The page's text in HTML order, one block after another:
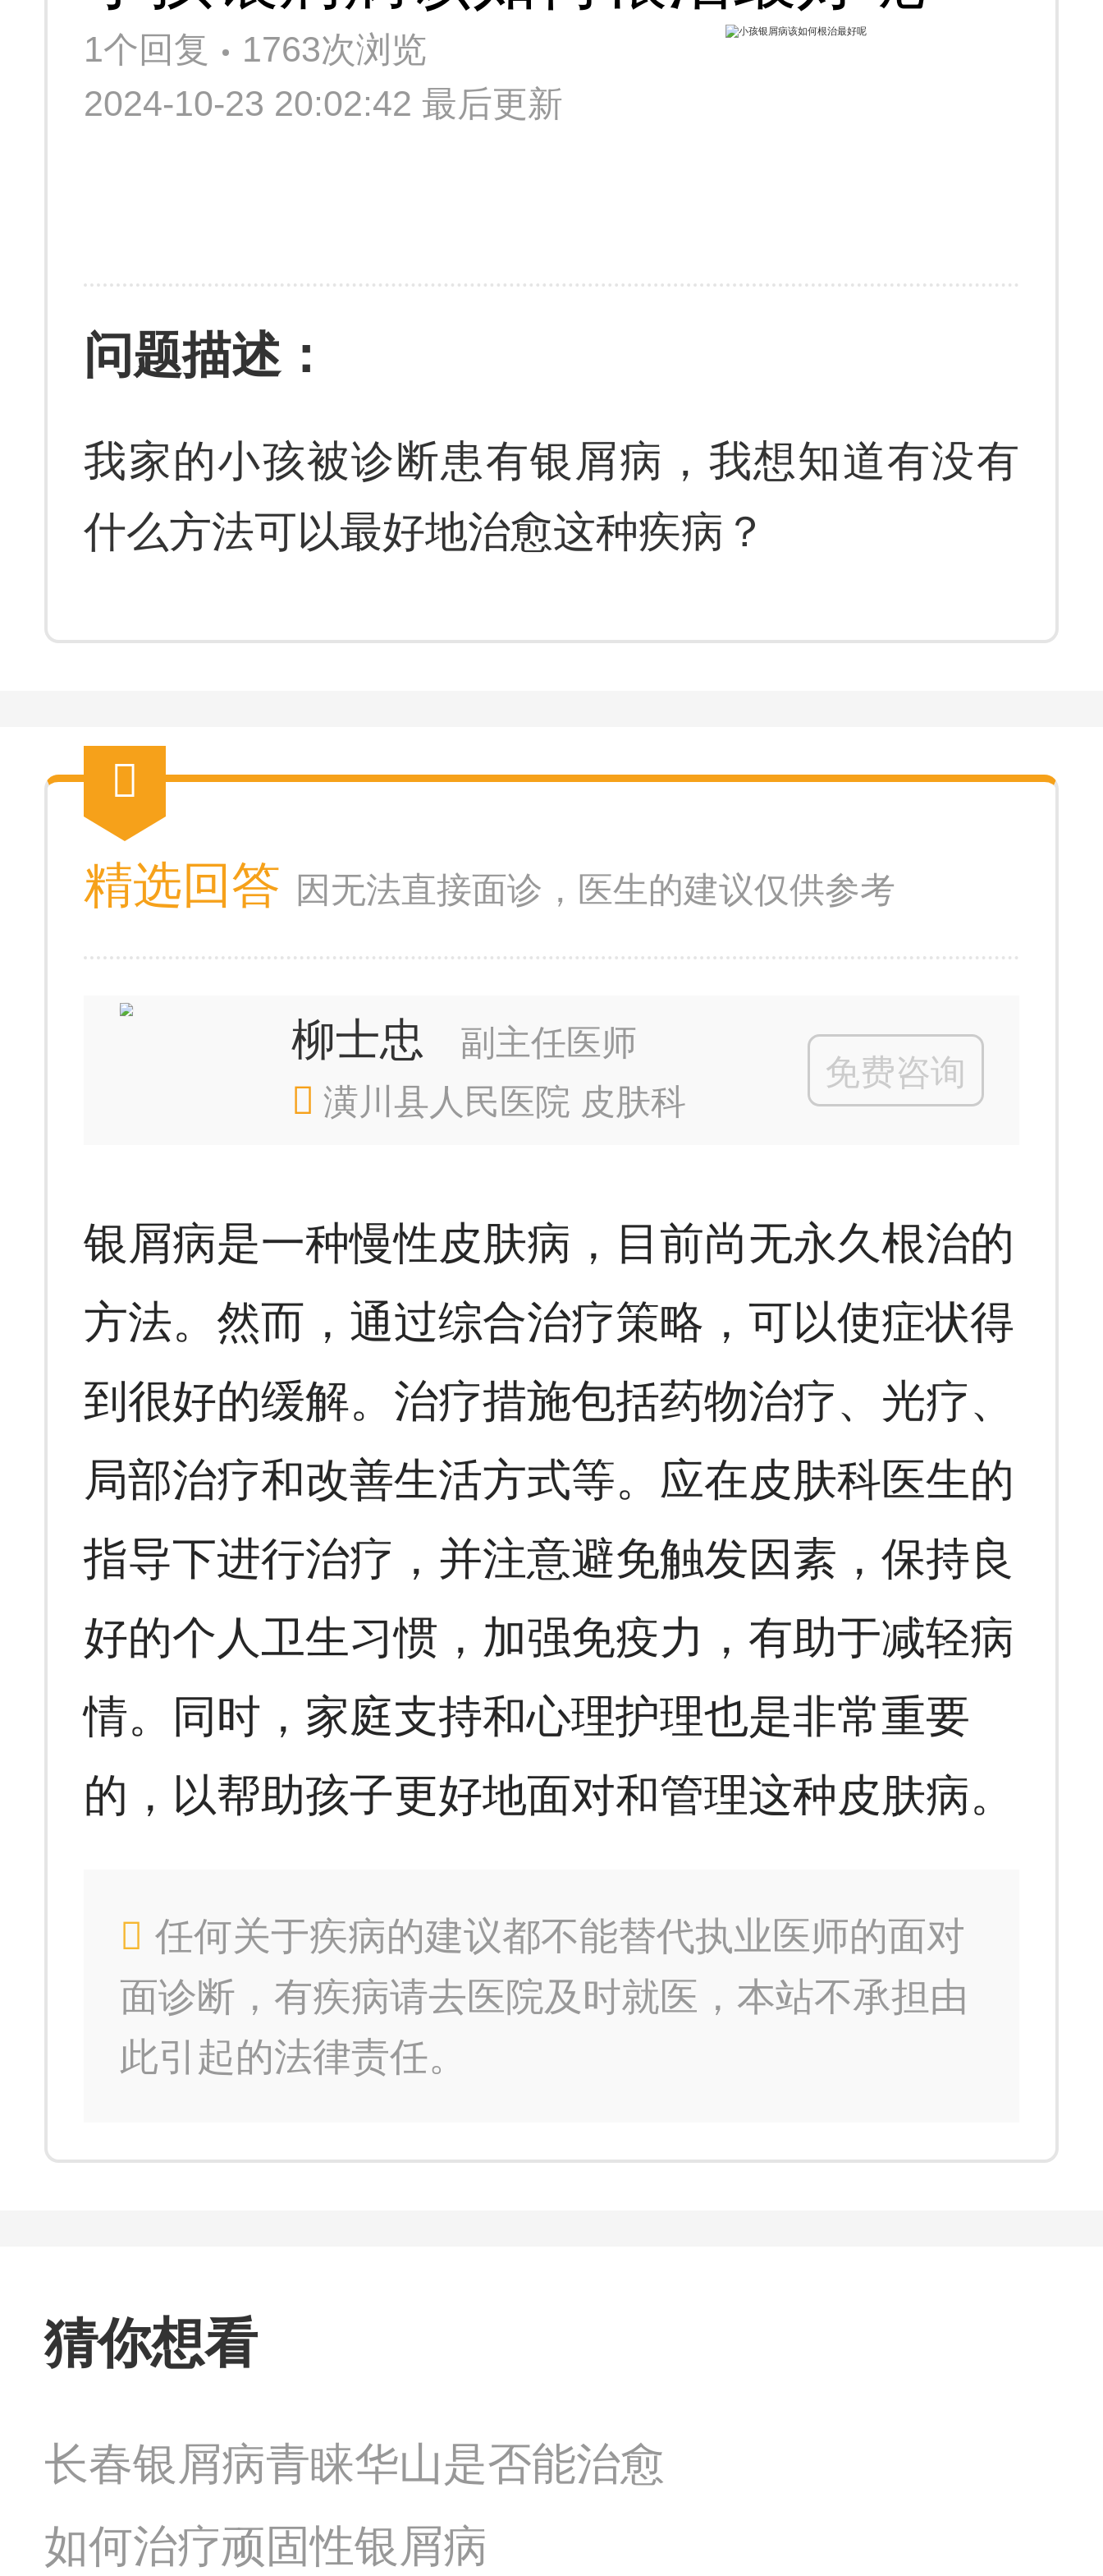
1个回复
1763次浏览
2024-10-23 20:02:42 最后更新
问题描述：
我家的小孩被诊断患有银屑病，我想知道有没有
什么方法可以最好地治愈这种疾病？
精选回答 因无法直接面诊，医生的建议仅供参考
柳士忠
副主任医师
潢川县人民医院 皮肤科
免费咨询
银屑病是一种慢性皮肤病，目前尚无永久根治的
方法。然而，通过综合治疗策略，可以使症状得
到很好的缓解。治疗措施包括药物治疗、光疗、
局部治疗和改善生活方式等。应在皮肤科医生的
指导下进行治疗，并注意避免触发因素，保持良
好的个人卫生习惯，加强免疫力，有助于减轻病
情。同时，家庭支持和心理护理也是非常重要
的，以帮助孩子更好地面对和管理这种皮肤病。
任何关于疾病的建议都不能替代执业医师的面对
面诊断，有疾病请去医院及时就医，本站不承担由
此引起的法律责任。
猜你想看
长春银屑病青睐华山是否能治愈
如何治疗顽固性银屑病